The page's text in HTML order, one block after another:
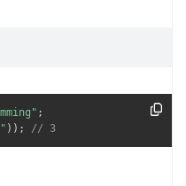
;
) ) ; // 3